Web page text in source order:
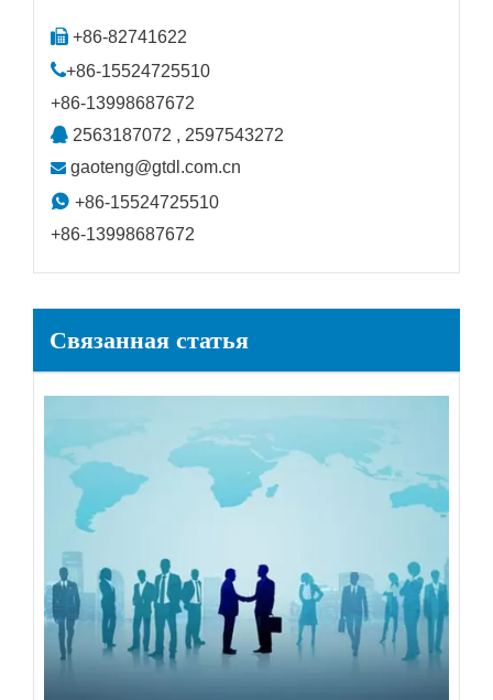
 +86-82741622
+86-15524725510
+86-13998687672
 2563187072 , 2597543272
 gaoteng@gtdl.com.cn
 +86-15524725510
+86-13998687672
Связанная статья